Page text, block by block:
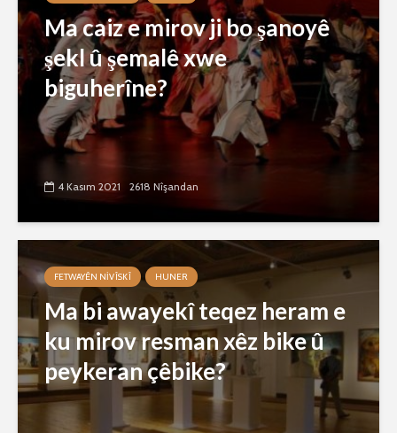
Ma caiz e mirov ji bo şanoyê
şekl û şemalê xwe
biguherîne?
4 Kasım 2021 2618 Nîşandan
FETWAYÊN NIVÎSKÎ HUNER
Ma bi awayekî teqez heram e
ku mirov resman xêz bike û
peykeran çêbike?